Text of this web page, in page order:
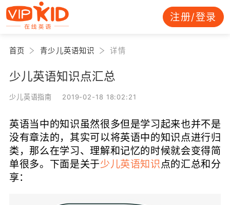
注册/登录
首页 青少儿英语知识 详情
少儿英语知识点汇总
少儿英语指南 2019-02-18 18:02:21
英语当中的知识虽然很多但是学习起来也并不是
没有章法的，其实可以将英语中的知识点进行归
类，那么在学习、理解和记忆的时候就会变得简
单很多。下面是关于少儿英语知识点的汇总和分
享：